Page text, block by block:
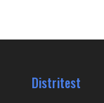
Distritest